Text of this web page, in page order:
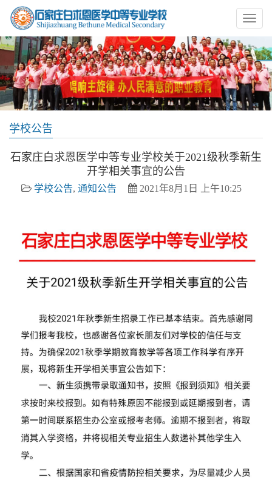
学校公告
石家庄白求恩医学中等专业学校关于2021级秋季新生
开学相关事宜的公告
学校公告, 通知公告 2021年8月1日 上午10:25